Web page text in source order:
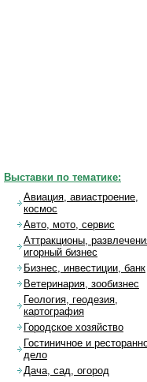
Выставки по тематике:
Авиация, авиастроение,
космос
Авто, мото, сервис
Аттракционы,
игорный бизнес
Бизнес, инвестиции, банк
Ветеринария, зообизнес
Геология, геодезия,
картография
Городское хозяйство
Гостиничное и
дело
Дача, сад, огород